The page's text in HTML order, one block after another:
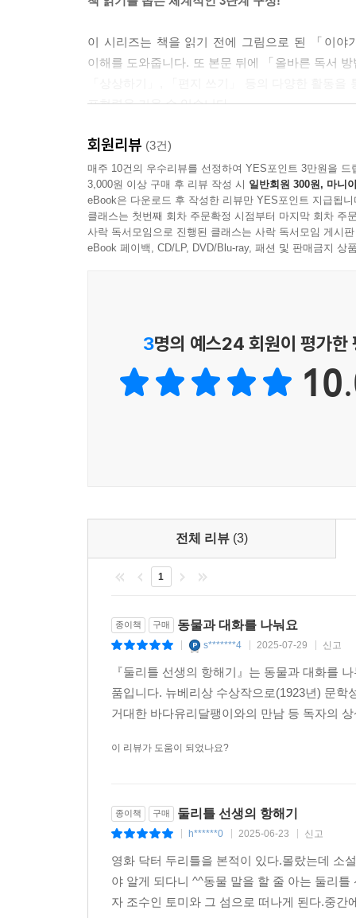
이 시리즈는 책을 읽기 전에 그림으로 된 「이
이해를 도와줍니다. 또 본문 뒤에 「올바른 독서
표현력을 키울 수 있습니다.
「책 읽기 3단계」
* 1단계: 「이야기 소개」를 읽으며 책 속 등장인
* 2단계: 「본문」을 재미있게 읽어요!
* 3단계: 책을 읽은 뒤 「더 생각해 보기」, 「독서
회원리뷰 (3건)
매주 10건의 우수리뷰를 선정하여 YES포인트 3만원을 드
3,000원 이상 구매 후 리뷰 작성 시 일반회원 300원, 마니
eBook은 다운로드 후 작성한 리뷰만 YES포인트 지급됩니
클래스는 첫번째 회차 주문확정 시점부터 마지막 회차 주
사락 독서모임으로 진행된 클래스는 사락 독서모임 게시
eBook 페이백, CD/LP, DVD/Blu-ray, 패션 및 판매금지 상
3명의 예스24 회원이 평가한
전체 리뷰 (3)
1
종이책 구매 동물과 대화를 나눠요
s*******4 2025-07-29 신고
『둘리틀 선생의 항해기』는 동물과 대화를
품입니다. 뉴베리상 수상작으로(1923년) 문
거대한 바다유리달팽이와의 만남 등 독자의
이 리뷰가 도움이 되었나요?
종이책 구매 둘리틀 선생의 항해기
h******0 2025-06-23 신고
영화 닥터 두리틀을 본적이 있다.몰랐는데 소
야 알게 되다니 ^^동물 말을 할 줄 아는 둘리
자 조수인 토미와 그 섬으로 떠나게 된다.중